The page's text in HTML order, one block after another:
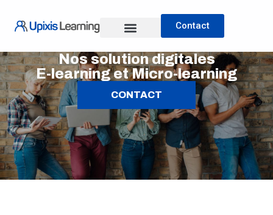
Contact
Nos solution digitales
E-learning et Micro-learning
CONTACT